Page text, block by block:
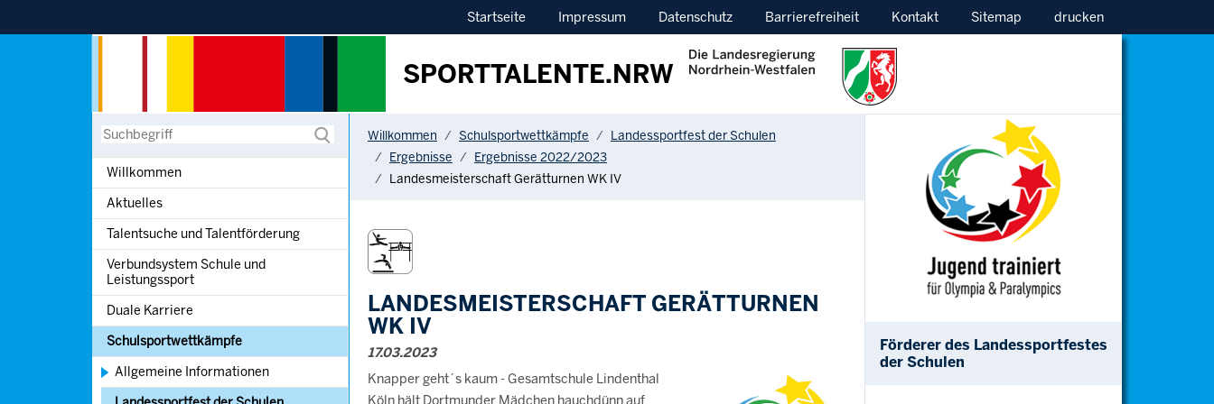
Startseite Impressum Datenschutz Barrierefreiheit Kontakt Sitemap drucken
SPORTTALENTE.NRW
Suche
Willkommen
Aktuelles
Talentsuche und Talentförderung
Verbundsystem Schule und
Leistungssport
Duale Karriere
Schulsportwettkämpfe
Allgemeine Informationen
Willkommen Schulsportwettkämpfe
Landessportfest der Schulen
Ergebnisse
Ergebnisse 2022/2023
Landesmeisterschaft Gerätturnen WK IV
LANDESMEISTERSCHAFT GERÄTTURNEN
WK IV
17.03.2023
Knapper geht´s kaum - Gesamtschule Lindenthal
Köln hält Dortmunder Mädchen hauchdünn auf
Förderer des Landessportfestes
der Schulen